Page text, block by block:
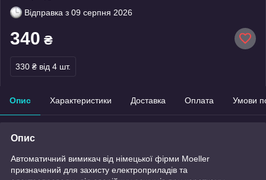
Відправка з 09 серпня 2026
340 ₴
330 ₴ від 4 шт.
Опис Характеристики Доставка Оплата Умови
Опис
Автоматичний вимикач від німецької фірми Moeller
призначений для захисту електроприладів та